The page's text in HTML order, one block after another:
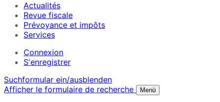
Actualités
Revue fiscale
Prévoyance et impôts
Services
Connexion
S'enregistrer
Suchformular ein/ausblenden
Afficher le formulaire de recherche
Menü